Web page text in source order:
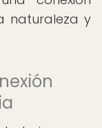
naturaleza y